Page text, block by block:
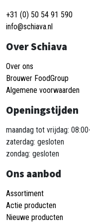
+31 (0) 50 54 91 590
info@schiava.nl
Over Schiava
Over ons
Brouwer FoodGroup
Algemene voorwaarden
Openingstijden
maandag tot vrijdag:
zaterdag: gesloten
zondag: gesloten
Ons aanbod
Assortiment
Actie producten
Nieuwe producten